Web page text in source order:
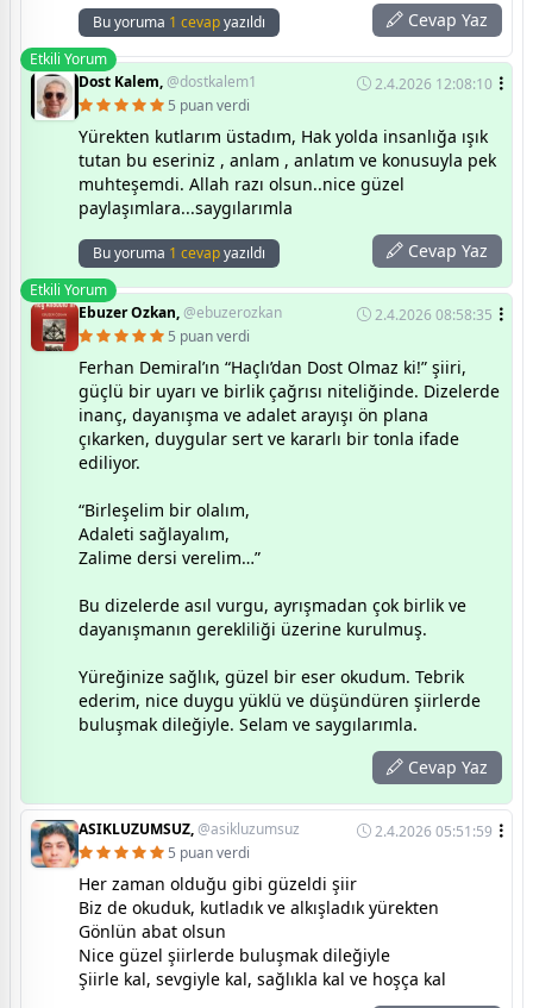
Bu yoruma 1 cevapyazıldı Cevap Yaz
Etkili Yorum
Dost Kalem,@dostkalem1
2.4.2026 12:08:10
5 puan verdi
Yürekten kutlarım üstadım, Hak yolda insanlığa ışık
tutan bu eseriniz , anlam , anlatım ve konusuyla pek
muhteşemdi. Allah razı olsun..nice güzel
paylaşımlara...saygılarımla
Bu yoruma 1 cevapyazıldı Cevap Yaz
Etkili Yorum
Ebuzer Ozkan,@ebuzerozkan
2.4.2026 08:58:35
5 puan verdi
Ferhan Demiral’ın “Haçlı’dan Dost Olmaz ki!” şiiri,
güçlü bir uyarı ve birlik çağrısı niteliğinde. Dizelerde
inanç, dayanışma ve adalet arayışı ön plana
çıkarken, duygular sert ve kararlı bir tonla ifade
ediliyor.
“Birleşelim bir olalım,
Adaleti sağlayalım,
Zalime dersi verelim…”
Bu dizelerde asıl vurgu, ayrışmadan çok birlik ve
dayanışmanın gerekliliği üzerine kurulmuş.
Yüreğinize sağlık, güzel bir eser okudum. Tebrik
ederim, nice duygu yüklü ve düşündüren şiirlerde
buluşmak dileğiyle. Selam ve saygılarımla.
Cevap Yaz
ASIKLUZUMSUZ,@asikluzumsuz
2.4.2026 05:51:59
5 puan verdi
Her zaman olduğu gibi güzeldi şiir
Biz de okuduk, kutladık ve alkışladık yürekten
Gönlün abat olsun
Nice güzel şiirlerde buluşmak dileğiyle
Şiirle kal, sevgiyle kal, sağlıkla kal ve hoşça kal